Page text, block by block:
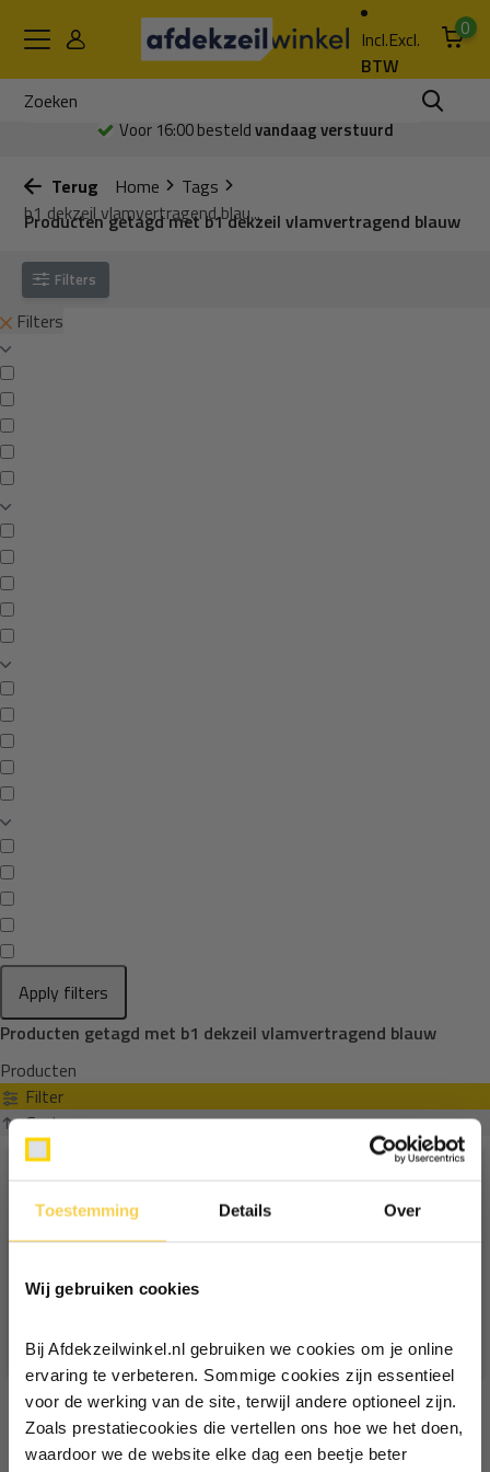
Toestemming Details Over
Wij gebruiken cookies
Bij Afdekzeilwinkel.nl gebruiken we cookies om je online
ervaring te verbeteren. Sommige cookies zijn essentieel
voor de werking van de site, terwijl andere optioneel zijn.
Zoals prestatiecookies die vertellen ons hoe we het doen,
waardoor we de website elke dag een beetje beter
Incl.Excl.
BTW
0
Voor 16:00 besteldvandaag verstuurd
Terug Home
Tags
b1 dekzeil vlamvertragend blau...
Producten getagd met b1 dekzeil vlamvertragend blauw
Filters
Filters
Apply filters
Producten getagd met b1 dekzeil vlamvertragend blauw
Producten
Filter
Sorteren op
Ontvang €5,- korting!
Schrijf je in voor de nieuwsbrief en
Vul je e-mailadres in‍⁪⁪
Particulier Zakelijk